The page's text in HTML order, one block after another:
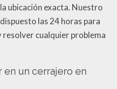
ubicación exacta. Nuestro
las 24 horas para
resolver cualquier problema
en un cerrajero en